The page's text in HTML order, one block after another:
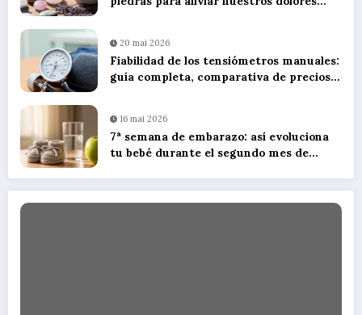
20 mai 2026
Fiabilidad de los tensiómetros manuales:
guía completa, comparativa de precios y
16 mai 2026
7ª semana de embarazo: así evoluciona
tu bebé durante el segundo mes de